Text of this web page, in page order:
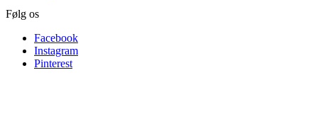
Følg os
Facebook
Instagram
Pinterest